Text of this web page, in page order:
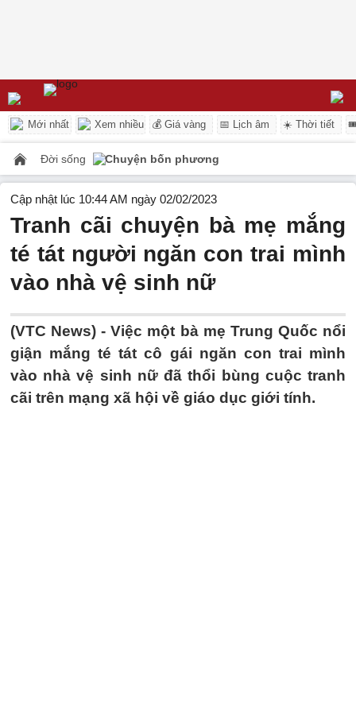
Mới nhất Xem nhiều 💰 Giá vàng 📅 Lịch âm ☀️ Thời tiết
Đời sống Chuyện bốn phương
Cập nhật lúc 10:44 AM ngày 02/02/2023
Tranh cãi chuyện bà mẹ mắng
té tát người ngăn con trai mình
vào nhà vệ sinh nữ
(VTC News) -Việc một bà mẹ Trung Quốc nổi
giận mắng té tát cô gái ngăn con trai mình
vào nhà vệ sinh nữ đã thổi bùng cuộc tranh
cãi trên mạng xã hội về giáo dục giới tính.